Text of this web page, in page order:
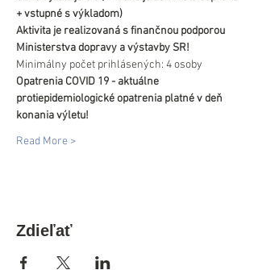
+ vstupné s výkladom)
Aktivita je realizovaná s finančnou podporou
Ministerstva dopravy a výstavby SR!
Minimálny počet prihlásených: 4 osoby
Opatrenia COVID 19 - aktuálne
protiepidemiologické opatrenia platné v deň
konania výletu!
Read More >
Zdieľať